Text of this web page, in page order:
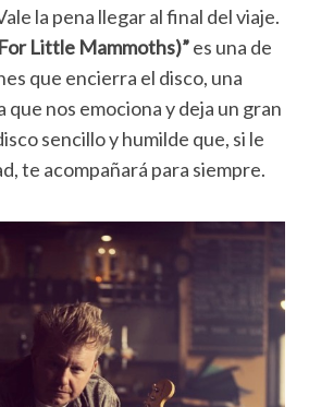
la pena llegar al final del viaje.
Little Mammoths)”es una de
que encierra el disco, una
nos emociona y deja un gran
sencillo y humilde que, si le
te acompañará para siempre.